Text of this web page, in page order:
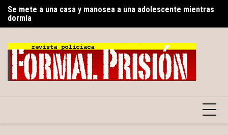
Skip
content
Se mete a una casa y manosea a una adolescente mientras
dormía